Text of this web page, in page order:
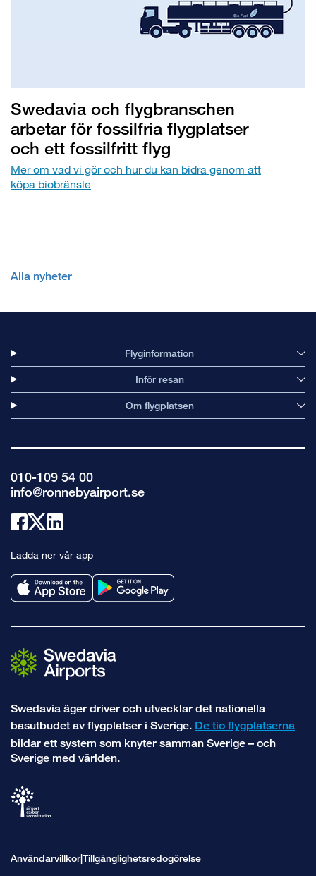
Swedavia och flygbranschen
arbetar för fossilfria flygplatser
och ett fossilfritt flyg
Mer om vad vi gör och hur du kan bidra genom att
köpa biobränsle
Alla nyheter
Flyginformation
Inför resan
Om flygplatsen
010-109 54 00
info@ronnebyairport.se
Länk
facebook
Länk
x
linkedin
Ladda ner vår app
Swedavia äger driver och utvecklar det nationella
basutbudet av flygplatser i Sverige. De tio flygplatserna
bildar ett system som knyter samman Sverige – och
Sverige med världen.
Användarvillkor|Tillgänglighetsredogörelse